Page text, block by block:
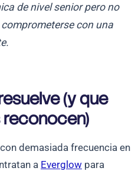
de nivel senior pero no
con una
(y que
demasiada frecuencia en
a Everglow para